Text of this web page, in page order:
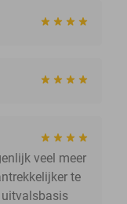
veel meer
te
uitvalsbasis